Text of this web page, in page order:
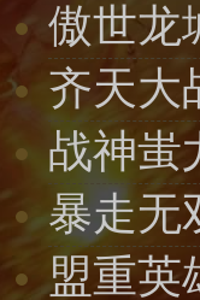
傲世龙
齐天大
战神蚩
暴走无
盟重英